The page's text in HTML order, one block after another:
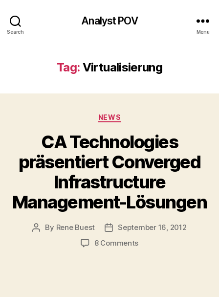
Search
Analyst POV
Menu
Tag: Virtualisierung
Categories
NEWS
CA Technologies
präsentiert Converged
Infrastructure
Management-Lösungen
Post
By Rene Buest
PostSeptember 16, 2012
8 Commentson